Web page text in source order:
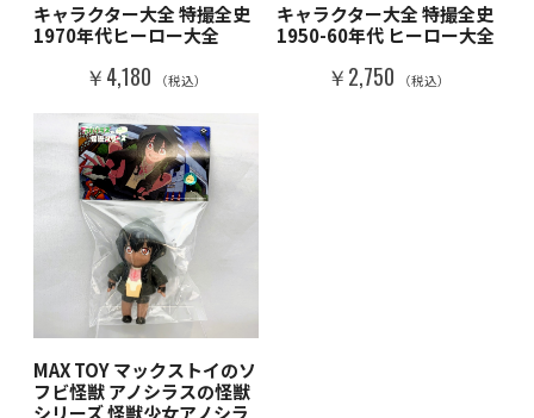
キャラクター大全 特撮全史
1970年代ヒーロー大全
￥4,180 （税込）
キャラクター大全 特撮全史
1950-60年代 ヒーロー大全
￥2,750 （税込）
MAX TOY マックストイのソ
フビ怪獣 アノシラスの怪獣